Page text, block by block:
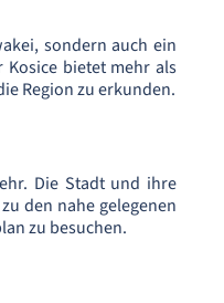
sondern auch ein
bietet mehr als
Region zu erkunden.
Die Stadt und ihre
den nahe gelegenen
zu besuchen.